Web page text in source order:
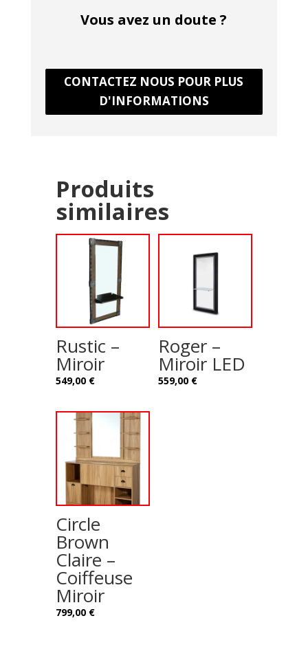
Vous avez un doute ?
CONTACTEZ NOUS POUR PLUS
D'INFORMATIONS
Produits
similaires
Rustic –
Miroir
549,00 €
Roger –
Miroir LED
559,00 €
Circle
Brown
Claire –
Coiffeuse
Miroir
799,00 €